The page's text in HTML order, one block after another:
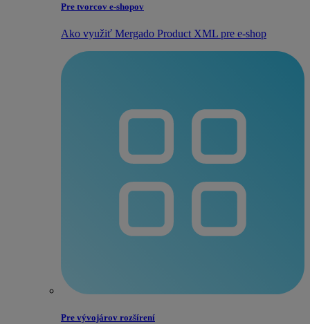
Pre tvorcov e‑shopov
Ako využiť Mergado Product XML pre e‑shop
Pre vývojárov rozšírení